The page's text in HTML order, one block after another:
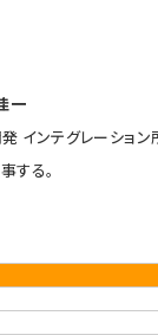
一
発 インテグレーショ
する。